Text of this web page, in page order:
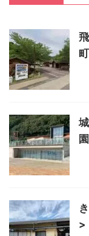
町
>